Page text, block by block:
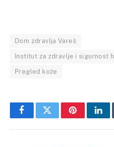
Dom zdravlja Vareš
Institut za zdravlje i sigurnost
Pregled kože
FacebookTwitterPinterest